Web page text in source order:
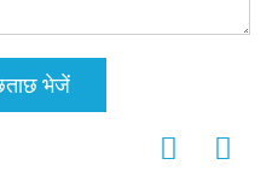
भेजें